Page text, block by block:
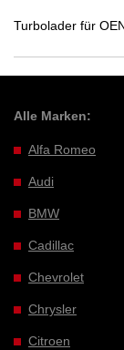
Turbolader für
Alle Marken:
Alfa Romeo
Audi
BMW
Cadillac
Chevrolet
Chrysler
Citroen